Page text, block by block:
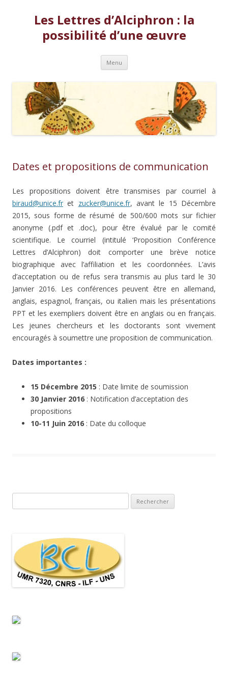
Les Lettres d’Alciphron : la
possibilité d’une œuvre
Menu Aller au contenu principal
Dates et propositions de communication
Les propositions doivent être transmises par courriel à
biraud@unice.fr et zucker@unice.fr, avant le 15 Décembre
2015, sous forme de résumé de 500/600 mots sur fichier
anonyme (.pdf et .doc), pour être évalué par le comité
scientifique. Le courriel (intitulé ‘Proposition Conférence
Lettres d’Alciphron) doit comporter une brève notice
biographique avec l’affiliation et les coordonnées. L’avis
d’acceptation ou de refus sera transmis au plus tard le 30
Janvier 2016. Les conférences peuvent être en allemand,
anglais, espagnol, français, ou italien mais les présentations
PPT et les exempliers doivent être en anglais ou en français.
Les jeunes chercheurs et les doctorants sont vivement
encouragés à soumettre une proposition de communication.
Dates importantes :
15 Décembre 2015 : Date limite de soumission
30 Janvier 2016 : Notification d’acceptation des
propositions
10-11 Juin 2016 : Date du colloque